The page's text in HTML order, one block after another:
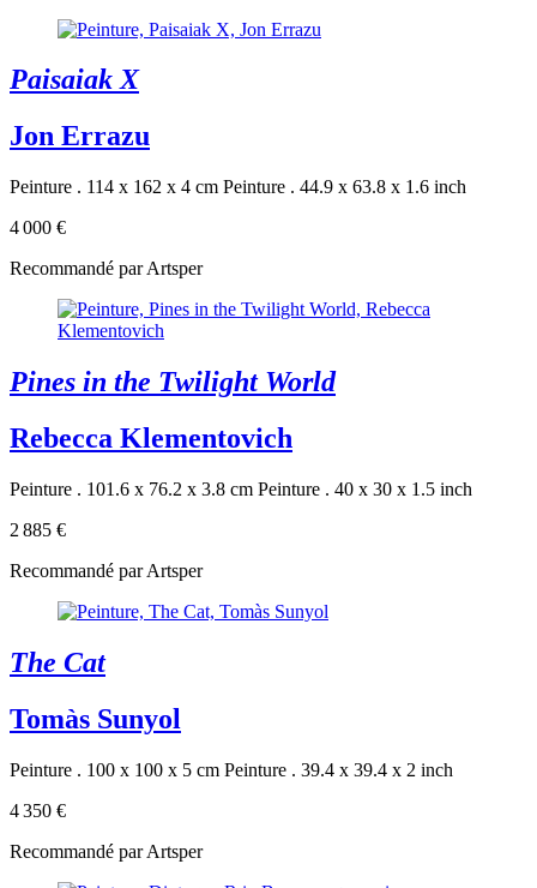
Paisaiak X
Jon Errazu
Peinture . 114 x 162 x 4 cm Peinture . 44.9 x 63.8 x 1.6 inch
4 000 €
Recommandé par Artsper
Pines in the Twilight World
Rebecca Klementovich
Peinture . 101.6 x 76.2 x 3.8 cm Peinture . 40 x 30 x 1.5 inch
2 885 €
Recommandé par Artsper
The Cat
Tomàs Sunyol
Peinture . 100 x 100 x 5 cm Peinture . 39.4 x 39.4 x 2 inch
4 350 €
Recommandé par Artsper